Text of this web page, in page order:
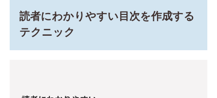
読者にわかりやすい目次を作成する
テクニック